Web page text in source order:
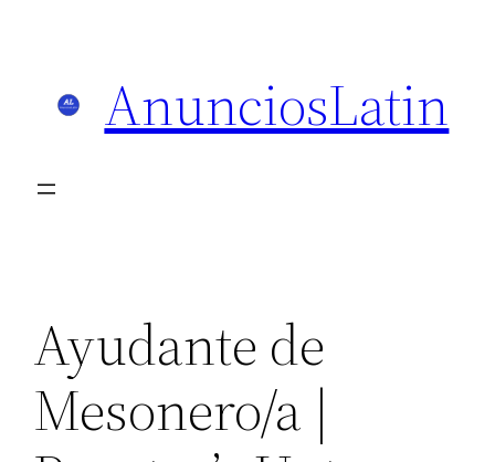
AnunciosLatin
Ayudante de
Mesonero/a |